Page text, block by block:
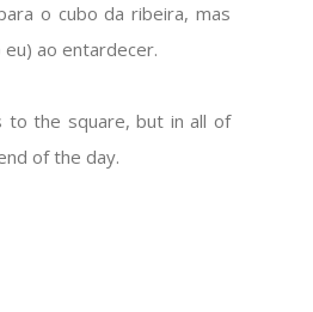
o cubo da ribeira, mas
ao entardecer.
the square, but in all of
of the day.